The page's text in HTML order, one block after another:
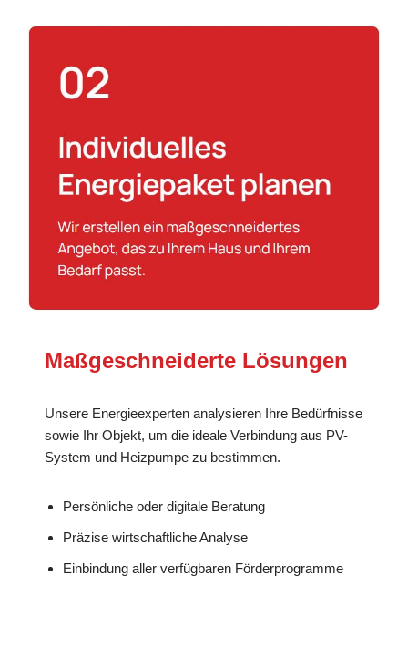
Maßgeschneiderte Lösungen
Unsere Energieexperten analysieren Ihre Bedürfnisse
sowie Ihr Objekt, um die ideale Verbindung aus PV-
System und Heizpumpe zu bestimmen.
Persönliche oder digitale Beratung
Präzise wirtschaftliche Analyse
Einbindung aller verfügbaren Förderprogramme